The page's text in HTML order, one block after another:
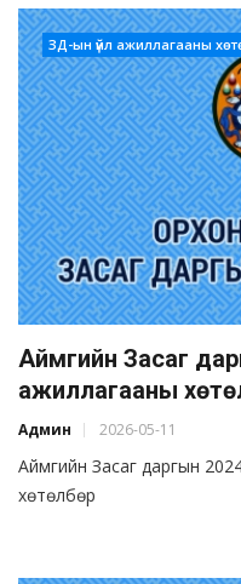
ЗД-ын үйл ажиллагааны
Аймгийн Засаг
ажиллагааны
Админ 2026-05-11
Аймгийн Засаг даргын
хөтөлбөр